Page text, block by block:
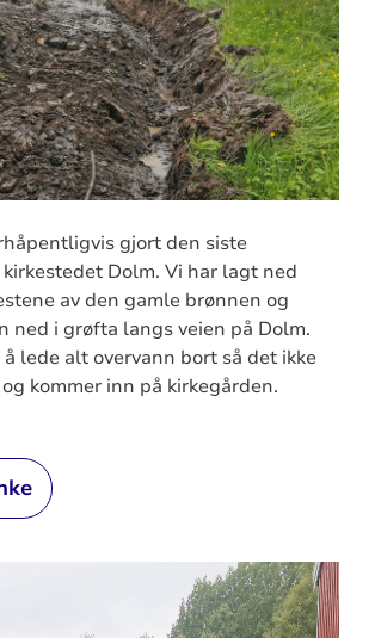
gjort den siste
Dolm. Vi har lagt ned
av den gamle brønnen og
ned i grøfta langs veien på Dolm.
lede alt overvann bort så det ikke
kommer inn på kirkegården.